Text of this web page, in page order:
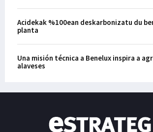
Acidekak %100ean deskarbonizatu du
planta
Una misión técnica a Benelux inspira a
alaveses